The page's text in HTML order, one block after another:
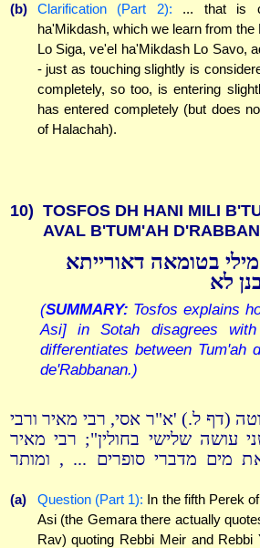
(b) Clarification (Part 2): ... that is
ha'Mikdash, which we learn from
Lo Siga, ve'el ha'Mikdash Lo Savo,
- just as touching slightly is
completely, so too, is entering
has entered completely (but does
of Halachah).
10) TOSFOS DH HANI MILI
AVAL B'TUM'AH
בטומאה דאורייתא
לא
(SUMMARY: Tosfos explains
Asi] in Sotah disagrees
differentiates between Tum'ah
de'Rabbanan.)
(דף ל.) 'א"ר אסי, רבי מאיר ורבי
עושה שלישי בחולין"; רבי מאיר
מים מדברי סופרים ... , ומותר
(a) Question (Part 1): In the fifth Perek
Asi (the Gemara there actually
Rav) quoting Rebbi Meir and Rebbi